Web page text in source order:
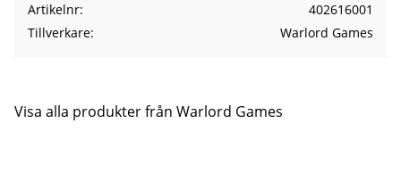
Artikelnr
402616001
Tillverkare
Warlord Games
Visa alla produkter från Warlord Games